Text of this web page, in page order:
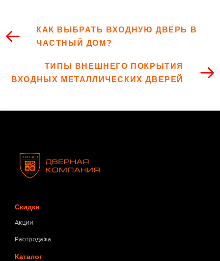
КАК ВЫБРАТЬ ВХОДНУЮ ДВЕРЬ В
ЧАСТНЫЙ ДОМ?
ТИПЫ ВНЕШНЕГО ПОКРЫТИЯ
ВХОДНЫХ МЕТАЛЛИЧЕСКИХ ДВЕРЕЙ
Скидки
Акции
Распродажа
Каталог